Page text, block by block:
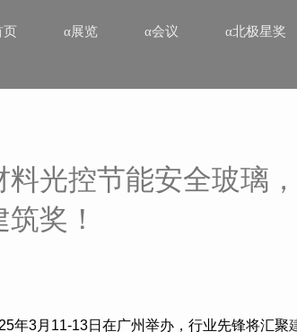
页 α展览 α会议 α北极星奖
光控节能安全玻璃
奖！
年3月 11-13日在广州举办，行业先锋将汇聚